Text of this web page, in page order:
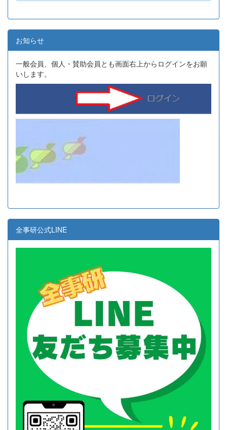
お知らせ
一般会員、個人・賛助会員とも画面右上からログインをお願
いします。
全事研公式LINE